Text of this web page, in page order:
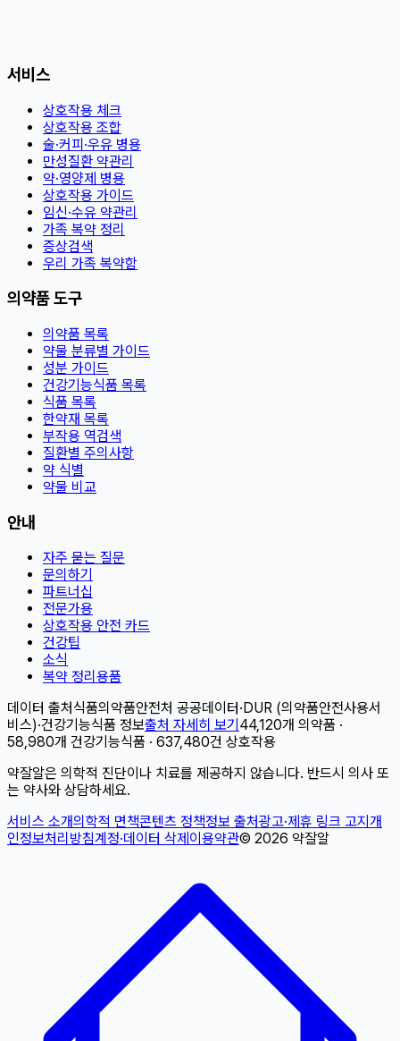
서비스
상호작용 체크
상호작용 조합
술·커피·우유 병용
만성질환 약관리
약·영양제 병용
상호작용 가이드
임신·수유 약관리
가족 복약 정리
증상검색
우리 가족 복약함
의약품 도구
의약품 목록
약물 분류별 가이드
성분 가이드
건강기능식품 목록
식품 목록
한약재 목록
부작용 역검색
질환별 주의사항
약 식별
약물 비교
안내
자주 묻는 질문
문의하기
파트너십
전문가용
상호작용 안전 카드
건강팁
소식
복약 정리용품
데이터 출처 식품의약품안전처 공공데이터 · DUR (의약품안전사용서
비스)·건강기능식품 정보출처 자세히 보기 44,120개 의약품 ·
58,980개 건강기능식품 · 637,480건 상호작용
약잘알은 의학적 진단이나 치료를 제공하지 않습니다. 반드시 의사 또
는 약사와 상담하세요.
서비스 소개의학적 면책콘텐츠 정책정보 출처광고·제휴 링크 고지 개
인정보처리방침계정·데이터 삭제 이용약관© 2026 약잘알